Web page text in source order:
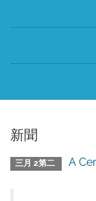
新聞
三月 2第二 A